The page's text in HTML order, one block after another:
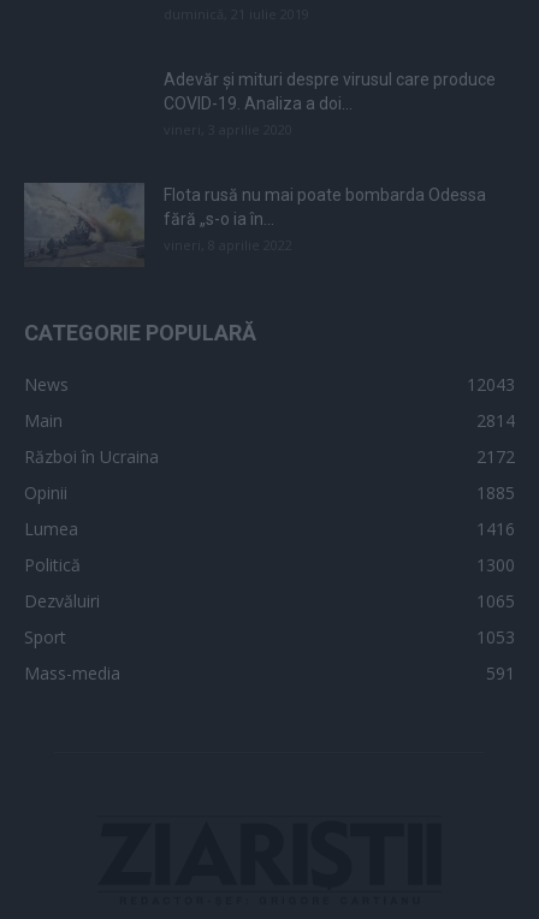
Adevăr și mituri despre virusul care produce
COVID-19. Analiza a doi...
Flota rusă nu mai poate bombarda Odessa
fără „s-o ia în...
CATEGORIE POPULARĂ
News
12043
Main
2814
Război în Ucraina
2172
Opinii
1885
Lumea
1416
Politică
1300
Dezvăluiri
1065
Sport
1053
Mass-media
591